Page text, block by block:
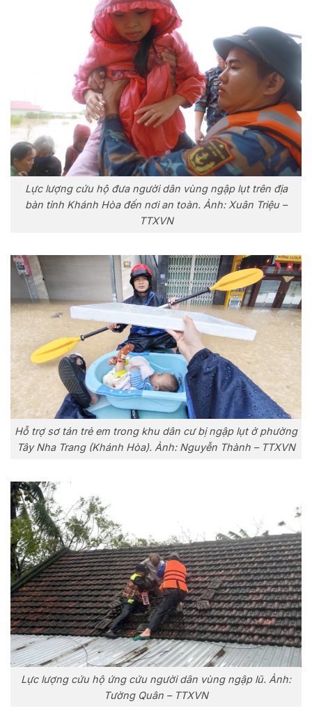
Lực lượng cứu hộ đưa người dân vùng ngập lụt trên địa
bàn tỉnh Khánh Hòa đến nơi an toàn. Ảnh: Xuân Triệu –
TTXVN
Hỗ trợ sơ tán trẻ em trong khu dân cư bị ngập lụt ở phường
Tây Nha Trang (Khánh Hòa). Ảnh: Nguyễn Thành – TTXVN
Lực lượng cứu hộ ứng cứu người dân vùng ngập lũ. Ảnh:
Tường Quân – TTXVN